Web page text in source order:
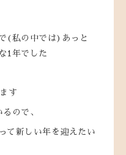
(私の中では)あっと
1年でした
す
ので、
て新しい年を迎えたい